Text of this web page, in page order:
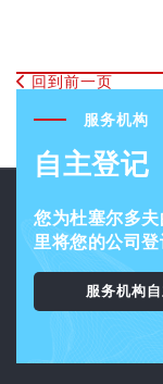
回到前一页
服务机构
自主登记
您为杜塞尔多
里将您的公司登
服务机构